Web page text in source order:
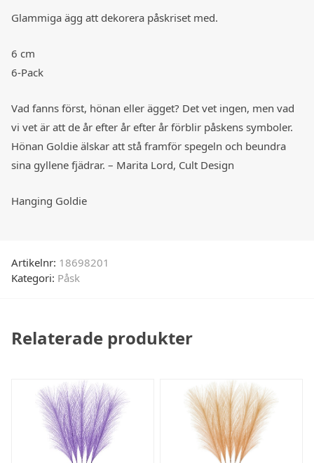
Glammiga ägg att dekorera påskriset med.
6 cm
6-Pack
Vad fanns först, hönan eller ägget? Det vet ingen, men vad
vi vet är att de år efter år efter år förblir påskens symboler.
Hönan Goldie älskar att stå framför spegeln och beundra
sina gyllene fjädrar. – Marita Lord, Cult Design
Hanging Goldie
Artikelnr: 18698201
Kategori: Påsk
Relaterade produkter